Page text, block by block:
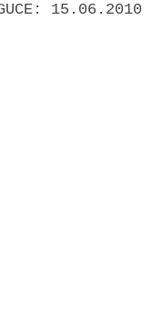
15.06.2010